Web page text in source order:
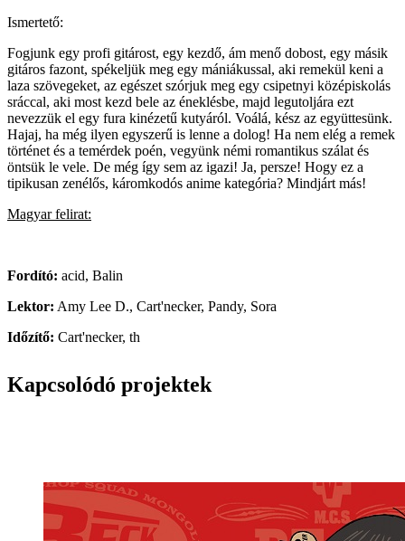
Ismertető:
Fogjunk egy profi gitárost, egy kezdő, ám menő dobost, egy másik
gitáros fazont, spékeljük meg egy mániákussal, aki remekül keni a
laza szövegeket, az egészet szórjuk meg egy csipetnyi középiskolás
sráccal, aki most kezd bele az éneklésbe, majd legutoljára ezt
nevezzük el egy fura kinézetű kutyáról. Voálá, kész az együttesünk.
Hajaj, ha még ilyen egyszerű is lenne a dolog! Ha nem elég a remek
történet és a temérdek poén, vegyünk némi romantikus szálat és
öntsük le vele. De még így sem az igazi! Ja, persze! Hogy ez a
tipikusan zenélős, káromkodós anime kategória? Mindjárt más!
Magyar felirat:
Fordító: acid, Balin
Lektor: Amy Lee D., Cart'necker, Pandy, Sora
Időzítő: Cart'necker, th
Kapcsolódó projektek